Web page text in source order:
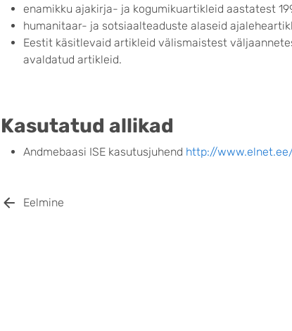
enamikku ajakirja- ja kogumikuartikleid aastatest
humanitaar- ja sotsiaalteaduste alaseid
Eestit käsitlevaid artikleid välismaistest
avaldatud artikleid.
Kasutatud allikad
Andmebaasi ISE kasutusjuhend http://
Eelmine